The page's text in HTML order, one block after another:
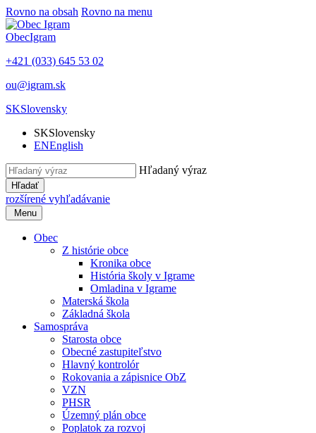
Rovno na obsah Rovno na menu
ObecIgram
+421 (033) 645 53 02
ou@igram.sk
SKSlovensky
SKSlovensky
ENEnglish
Hľadaný výraz
Hľadať
rozšírené vyhľadávanie
Menu
Obec
Z histórie obce
Kronika obce
História školy v Igrame
Omladina v Igrame
Materská škola
Základná škola
Samospráva
Starosta obce
Obecné zastupiteľstvo
Hlavný kontrolór
Rokovania a zápisnice ObZ
VZN
PHSR
Územný plán obce
Poplatok za rozvoj